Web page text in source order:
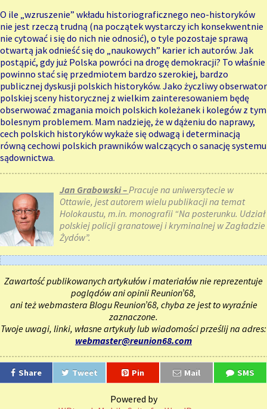
O ile „wzruszenie” wkładu historiograficznego neo-historyków
nie jest rzeczą trudną (na początek wystarczy ich konsekwentnie
nie cytować i się do nich nie odnosić), o tyle pozostaje sprawą
otwartą jak odnieść się do „naukowych” karier ich autorów. Jak
postąpić, gdy już Polska powróci na drogę demokracji? To właśnie
powinno stać się przedmiotem bardzo szerokiej, bardzo
publicznej dyskusji polskich historyków. Jako życzliwy obserwator
polskiej sceny historycznej z wielkim zainteresowaniem będę
obserwować zmagania moich polskich koleżanek i kolegów z tym
bolesnym problemem. Mam nadzieję, że w dążeniu do naprawy,
cech polskich historyków wykaże się odwagą i determinacją
równą cechowi polskich prawników walczących o sanację systemu
sądownictwa.
Jan Grabowski –Pracuje na uniwersytecie w
Ottawie, jest autorem wielu publikacji na temat
Holokaustu, m.in. monografii “Na posterunku. Udział
polskiej policji granatowej i kryminalnej w Zagładzie
Żydów”.
Zawartość publikowanych artykułów i materiałów nie reprezentuje
poglądów ani opinii Reunion’68,
ani też webmastera Blogu Reunion’68, chyba ze jest to wyraźnie
zaznaczone.
Twoje uwagi, linki, własne artykuły lub wiadomości prześlij na adres:
webmaster@reunion68.com
Share Tweet Pin Mail SMS
Powered by